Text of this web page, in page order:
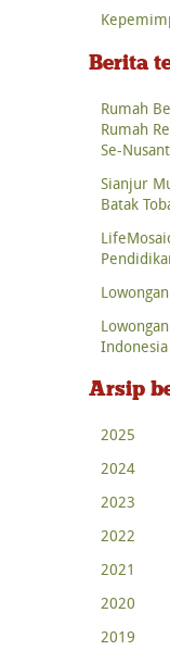
Berita
Rumah
Rumah
Se-
Sianjur
Batak
Indonesia
Arsip
2025
2024
2023
2022
2021
2020
2019